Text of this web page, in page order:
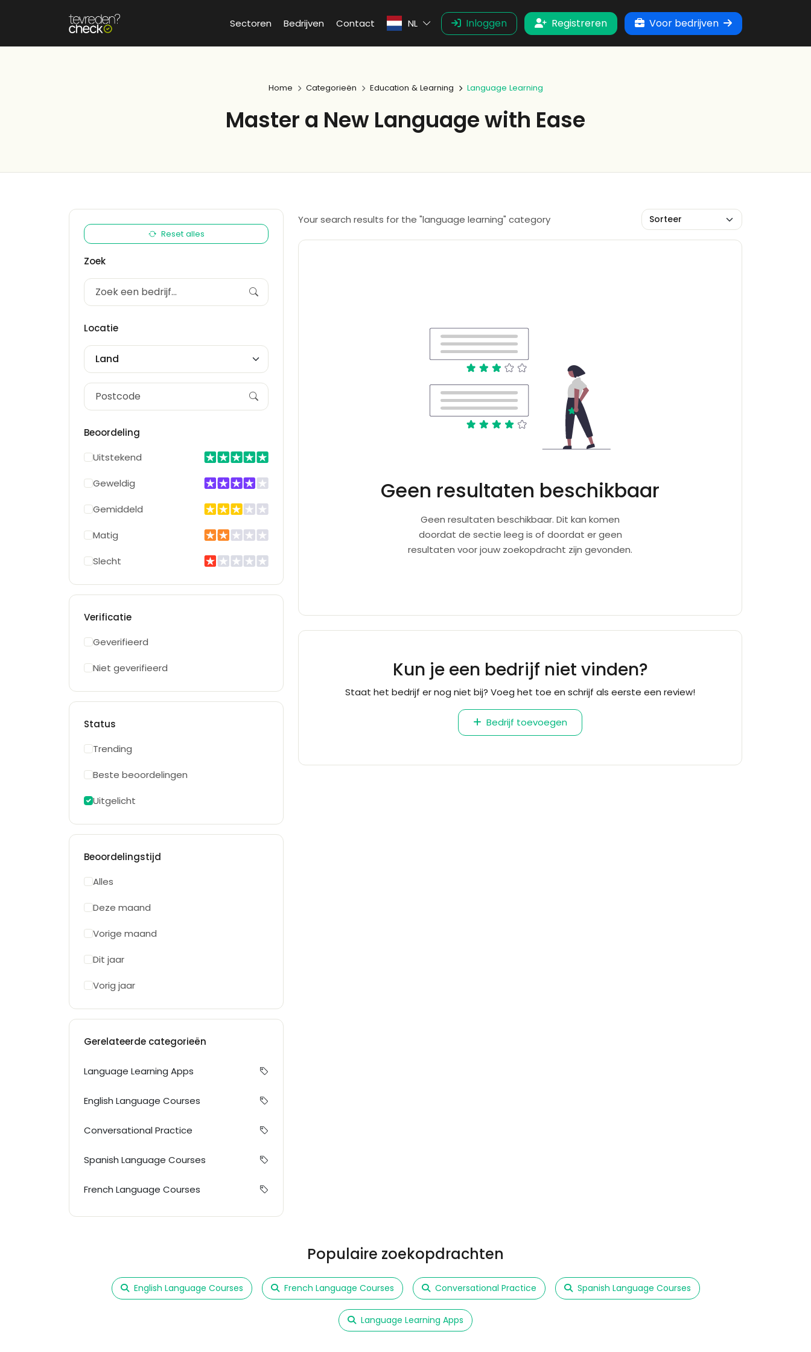
Sectoren Bedrijven Contact NL Inloggen Registreren Voor bedrijven
Home Categorieën Education & Learning Language Learning
Master a New Language with Ease
Reset alles
Zoek
Locatie
Land
Beoordeling
Uitstekend
Geweldig
Gemiddeld
Matig
Slecht
Verificatie
Geverifieerd
Niet geverifieerd
Status
Trending
Beste beoordelingen
Uitgelicht
Beoordelingstijd
Alles
Deze maand
Vorige maand
Dit jaar
Vorig jaar
Gerelateerde categorieën
Language Learning Apps
English Language Courses
Conversational Practice
Spanish Language Courses
French Language Courses
Your search results for the "language learning" category
Geen resultaten beschikbaar
Geen resultaten beschikbaar. Dit kan komen
doordat de sectie leeg is of doordat er geen
resultaten voor jouw zoekopdracht zijn gevonden.
Kun je een bedrijf niet vinden?
Staat het bedrijf er nog niet bij? Voeg het toe en schrijf als eerste een review!
Bedrijf toevoegen
Populaire zoekopdrachten
English Language Courses French Language Courses Conversational Practice Spanish Language Courses
Language Learning Apps